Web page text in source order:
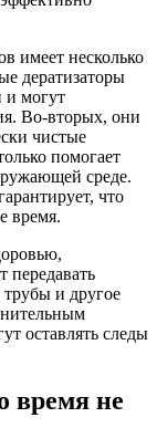
имеет несколько
дератизаторы
и могут
Во-вторых, они
чистые
помогает
среде.
что
время.
трубы и другое
оставлять следы
время не